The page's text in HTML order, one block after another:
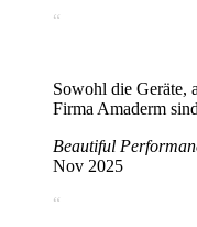
“
Sowohl die Geräte,
Firma Amaderm
Beautiful
Nov 2025
“